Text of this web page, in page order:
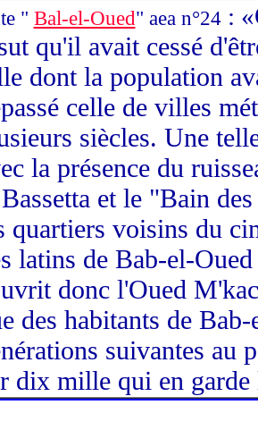
" Bal-el-Oued" aea n°24: «
qu'il avait cessé
dont la population
celle de villes
siècles. Une
la présence du
et le "Bain
quartiers voisins du
latins de Bab-el-
donc l'Oued
des habitants de
suivantes au
dix mille qui en garde